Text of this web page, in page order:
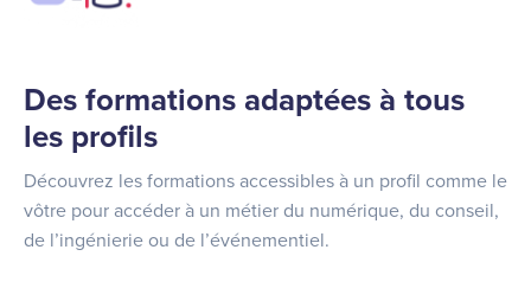
Des formations adaptées à tous
les profils
Découvrez les formations accessibles à un profil comme le
vôtre pour accéder à un métier du numérique, du conseil,
de l’ingénierie ou de l’événementiel.